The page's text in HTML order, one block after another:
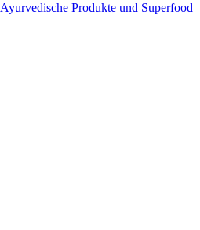
Ayurvedische Produkte und Superfood